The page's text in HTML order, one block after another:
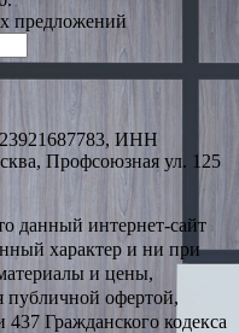
предложений
ИНН
Профсоюзная ул. 125
данный интернет-сайт
характер и ни при
и цены,
публичной офертой,
Гражданского кодекса